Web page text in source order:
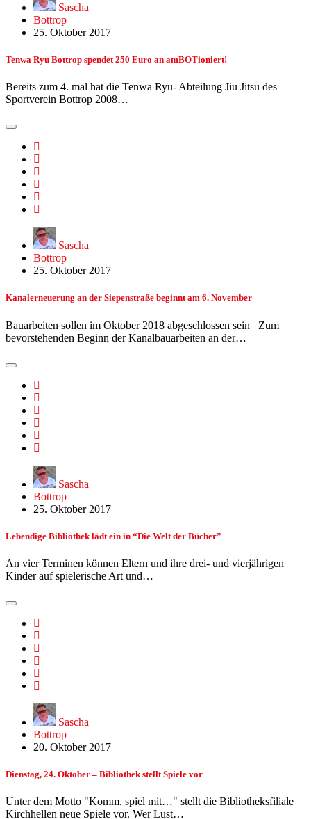
Sascha
Bottrop
25. Oktober 2017
Tenwa Ryu Bottrop spendet 250 Euro an amBOTioniert!
Bereits zum 4. mal hat die Tenwa Ryu- Abteilung Jiu Jitsu des
Sportverein Bottrop 2008…
Sascha
Bottrop
25. Oktober 2017
Kanalerneuerung an der Siepenstraße beginnt am 6. November
Bauarbeiten sollen im Oktober 2018 abgeschlossen sein Zum
bevorstehenden Beginn der Kanalbauarbeiten an der…
Sascha
Bottrop
25. Oktober 2017
Lebendige Bibliothek lädt ein in “Die Welt der Bücher”
An vier Terminen können Eltern und ihre drei- und vierjährigen
Kinder auf spielerische Art und…
Sascha
Bottrop
20. Oktober 2017
Dienstag, 24. Oktober – Bibliothek stellt Spiele vor
Unter dem Motto "Komm, spiel mit…" stellt die Bibliotheksfiliale
Kirchhellen neue Spiele vor. Wer Lust…